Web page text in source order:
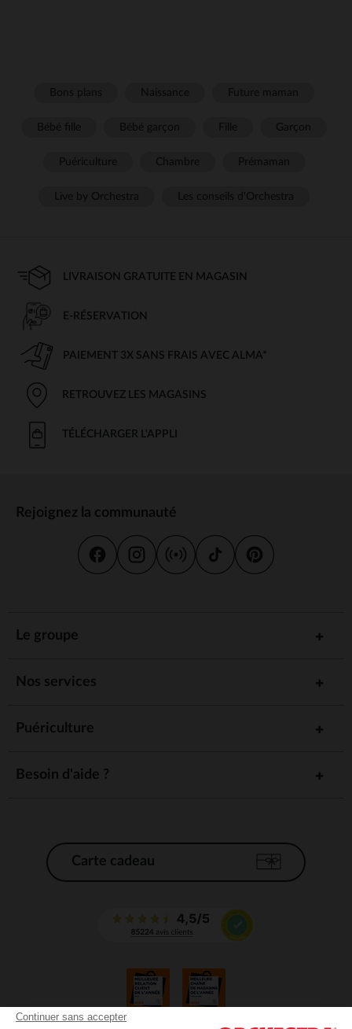
Continuer sans accepter
LIVRAISON GRATUITE EN MAGASIN
E-RÉSERVATION
PAIEMENT 3X SANS FRAIS AVEC ALMA*
RETROUVEZ LES MAGASINS
TÉLÉCHARGER L'APPLI
Rejoignez la communauté
Le groupe
Nos services
Puériculture
Besoin d'aide ?
Carte cadeau